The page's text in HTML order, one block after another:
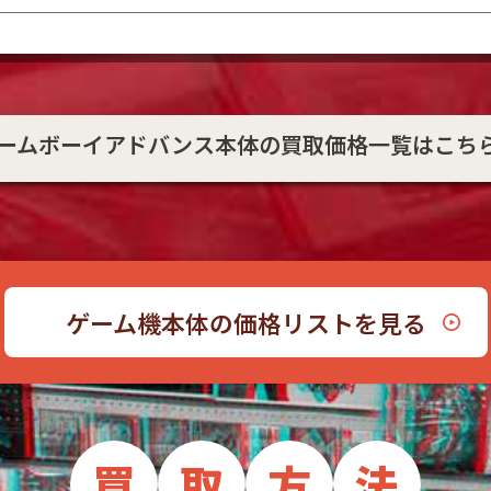
ムボーイアドバンス本体の買取価格一覧はこち
ゲーム機本体の価格リストを見る